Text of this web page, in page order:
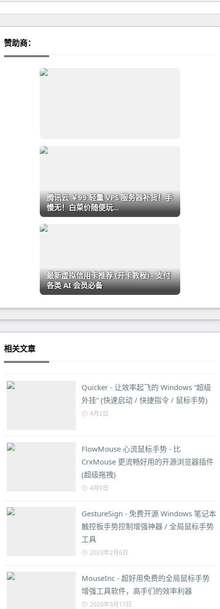
赞助商：
腾讯云 ￥99 轻量 VPS 服务器补货！手
慢无！白菜价随便玩...
最新虚拟信用卡推荐 (开卡教程) - 支付
各类 AI 会员必备
相关文章
Quicker - 让效率起飞的 Windows “超级
外挂” (快速启动 / 快捷指令 / 鼠标手势)
4月2日
FlowMouse 心流鼠标手势 - 比
CrxMouse 更流畅好用的开源浏览器插件
(超级拖拽)
4月9日
GestureSign - 免费开源 Windows 笔记本
触控板手势控制增强神器 / 全局鼠标手势
工具
2023年2月6日
MouseInc - 超好用免费的全局鼠标手势
增强工具软件，高手们的效率利器
2020年3月17日